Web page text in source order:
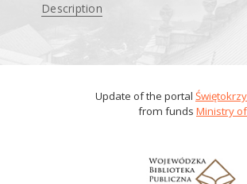
Description
Update of the portal
from funds Ministry